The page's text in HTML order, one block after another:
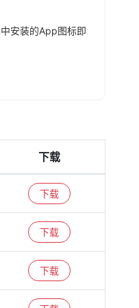
中安装的App图标即
下载
下载
下载
下载